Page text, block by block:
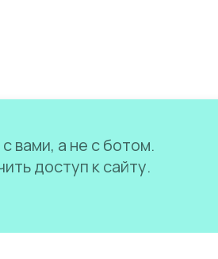
вами, а не с ботом.
доступ к сайту.